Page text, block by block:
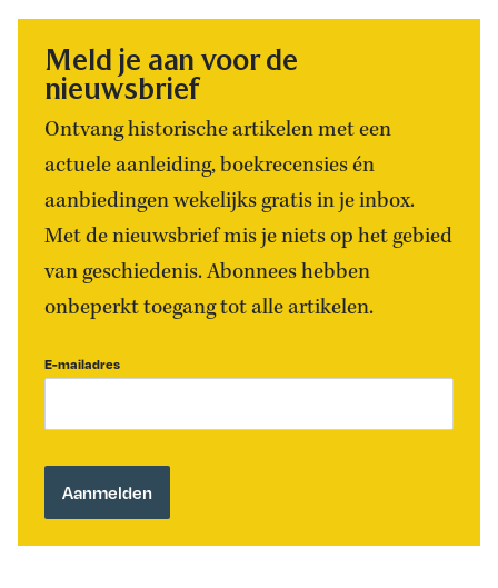
Meld je aan voor de
nieuwsbrief
Ontvang historische artikelen met een
actuele aanleiding, boekrecensies én
aanbiedingen wekelijks gratis in je inbox.
Met de nieuwsbrief mis je niets op het gebied
van geschiedenis. Abonnees hebben
onbeperkt toegang tot alle artikelen.
E-mailadres